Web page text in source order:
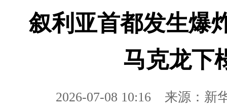
叙利亚首都发生爆
马克龙下
2026-07-08 10:16 来源：新